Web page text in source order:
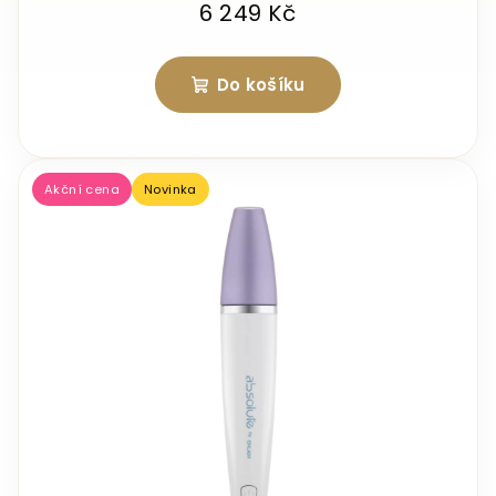
6 249 Kč
Do košíku
Akční cena Novinka